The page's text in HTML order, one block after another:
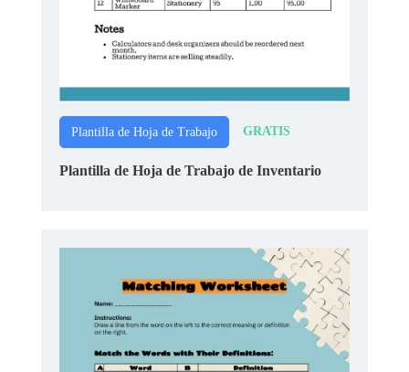
Plantilla de Hoja de Trabajo GRATIS
Plantilla de Hoja de Trabajo de Inventario